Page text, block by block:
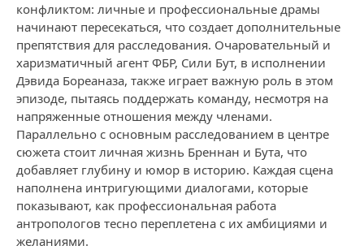
конфликтом: личные и профессиональные драмы
начинают пересекаться, что создает дополнительные
препятствия для расследования. Очаровательный и
харизматичный агент ФБР, Сили Бут, в исполнении
Дэвида Бореаназа, также играет важную роль в этом
эпизоде, пытаясь поддержать команду, несмотря на
напряженные отношения между членами.
Параллельно с основным расследованием в центре
сюжета стоит личная жизнь Бреннан и Бута, что
добавляет глубину и юмор в историю. Каждая сцена
наполнена интригующими диалогами, которые
показывают, как профессиональная работа
антропологов тесно переплетена с их амбициями и
желаниями.